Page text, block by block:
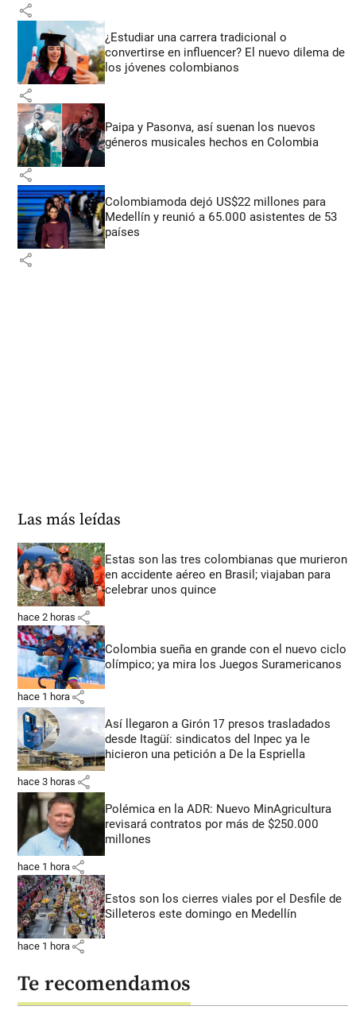
share
¿Estudiar una carrera tradicional o
convertirse en influencer? El nuevo dilema de
los jóvenes colombianos
share
Paipa y Pasonva, así suenan los nuevos
géneros musicales hechos en Colombia
share
Colombiamoda dejó US$22 millones para
Medellín y reunió a 65.000 asistentes de 53
países
share
Las más leídas
Estas son las tres colombianas que murieron
en accidente aéreo en Brasil; viajaban para
celebrar unos quince
hace 2 horas share
Colombia sueña en grande con el nuevo ciclo
olímpico; ya mira los Juegos Suramericanos
hace 1 hora share
Así llegaron a Girón 17 presos trasladados
desde Itagüí: sindicatos del Inpec ya le
hicieron una petición a De la Espriella
hace 3 horas share
Polémica en la ADR: Nuevo MinAgricultura
revisará contratos por más de $250.000
millones
hace 1 hora share
Estos son los cierres viales por el Desfile de
Silleteros este domingo en Medellín
hace 1 hora share
Te recomendamos